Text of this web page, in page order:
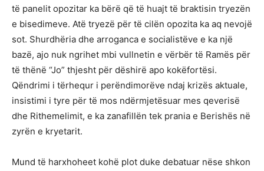
të panelit opozitar ka bërë që të huajt të braktisin tryezën
e bisedimeve. Atë tryezë për të cilën opozita ka aq nevojë
sot. Shurdhëria dhe arroganca e socialistëve e ka një
bazë, ajo nuk ngrihet mbi vullnetin e vërbër të Ramës për
të thënë “Jo” thjesht për dëshirë apo kokëfortësi.
Qëndrimi i tërhequr i perëndimorëve ndaj krizës aktuale,
insistimi i tyre për të mos ndërmjetësuar mes qeverisë
dhe Rithemelimit, e ka zanafillën tek prania e Berishës në
zyrën e kryetarit.
Mund të harxhoheet kohë plot duke debatuar nëse shkon